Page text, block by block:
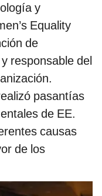
y
Equality
de
responsable del
pasantías
de EE.
causas
de los